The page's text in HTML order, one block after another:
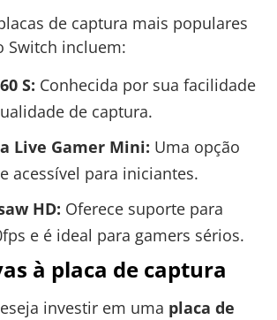
de captura mais populares
Switch incluem:
S: Conhecida por sua facilidade
de captura.
Live Gamer Mini: Uma opção
acessível para iniciantes.
HD: Oferece suporte para
e é ideal para gamers sérios.
à placa de captura
investir em uma placa de